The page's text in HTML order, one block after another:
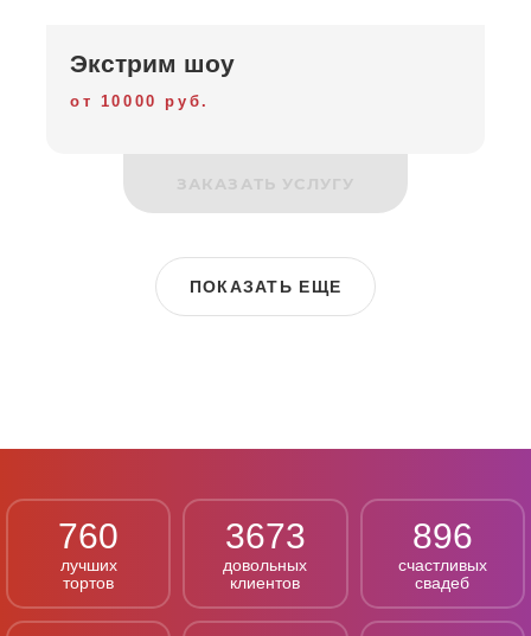
Экстрим шоу
от 10000 руб.
ЗАКАЗАТЬ УСЛУГУ
ПОКАЗАТЬ ЕЩЕ
760
лучших
тортов
3673
довольных
клиентов
896
счастливых
свадеб